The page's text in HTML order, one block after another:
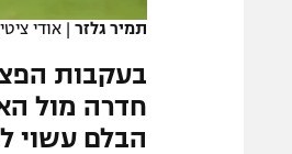
המגזיןתמיר גלזר | אודי
בעקבות
הבלם עשוי